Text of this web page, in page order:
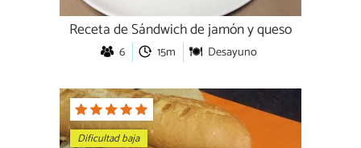
Receta de Sándwich de jamón y queso
6 15m Desayuno
Dificultad baja